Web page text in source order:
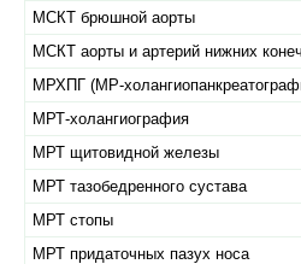
МСКТ брюшной аорты
МСКТ аорты и артерий нижних
МРХПГ (МР-
МРТ-холангиография
МРТ щитовидной железы
МРТ тазобедренного сустава
МРТ стопы
МРТ придаточных пазух носа